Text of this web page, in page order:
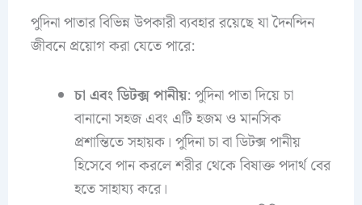
পুদিনা পাতার বিভিন্ন উপকারী ব্যবহার রয়েছে যা দৈনন্দিন
জীবনে প্রয়োগ করা যেতে পারে:
চা এবং ডিটক্স পানীয়: পুদিনা পাতা দিয়ে চা
বানানো সহজ এবং এটি হজম ও মানসিক
প্রশান্তিতে সহায়ক। পুদিনা চা বা ডিটক্স পানীয়
হিসেবে পান করলে শরীর থেকে বিষাক্ত পদার্থ বের
হতে সাহায্য করে।